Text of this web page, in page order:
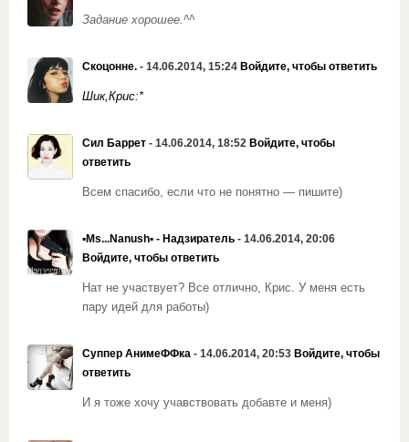
Задание хорошее.^^
Скоцонне. - 14.06.2014, 15:24 Войдите, чтобы ответить
Шик,Крис:*
Сил Баррет - 14.06.2014, 18:52 Войдите, чтобы
ответить
Всем спасибо, если что не понятно — пишите)
▪Ms...Nanush▪ - Надзиратель - 14.06.2014, 20:06
Войдите, чтобы ответить
Нат не участвует? Все отлично, Крис. У меня есть
пару идей для работы)
Суппер АнимеФФка - 14.06.2014, 20:53 Войдите, чтобы
ответить
И я тоже хочу учавствовать добавте и меня)